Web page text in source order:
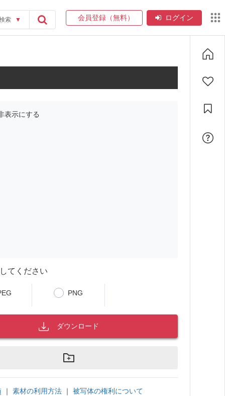
索 ▼ 会員登録（無料） ログイン
表示にする
てください
PNG
ダウンロード
｜ 素材の利用方法 ｜ 被写体の権利について